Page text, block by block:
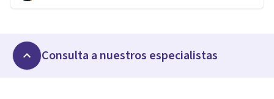
Consulta a nuestros especialistas